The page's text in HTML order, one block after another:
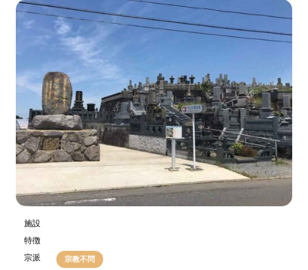
施設
特徴
宗派
宗教不問